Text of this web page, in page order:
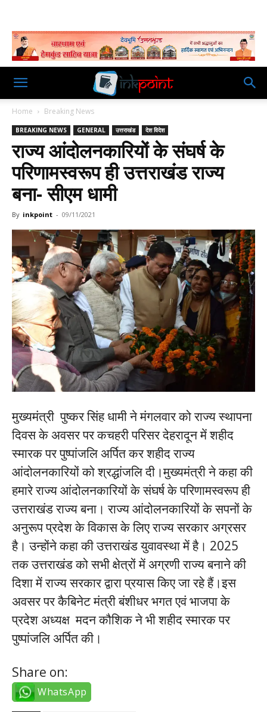
Home Breaking News
BREAKING NEWS GENERAL उत्तराखंड देश विदेश
राज्य आंदोलनकारियों के संघर्ष के
परिणामस्वरूप ही उत्तराखंड राज्य
बना- सीएम धामी
By inkpoint - 09/11/2021
मुख्यमंत्री पुष्कर सिंह धामी ने मंगलवार को राज्य स्थापना
दिवस के अवसर पर कचहरी परिसर देहरादून में शहीद
स्मारक पर पुष्पांजलि अर्पित कर शहीद राज्य
आंदोलनकारियों को श्रद्धांजलि दी।मुख्यमंत्री ने कहा की
हमारे राज्य आंदोलनकारियों के संघर्ष के परिणामस्वरूप ही
उत्तराखंड राज्य बना। राज्य आंदोलनकारियों के सपनों के
अनुरूप प्रदेश के विकास के लिए राज्य सरकार अग्रसर
है। उन्होंने कहा की उत्तराखंड युवावस्था में है। 2025
तक उत्तराखंड को सभी क्षेत्रों में अग्रणी राज्य बनाने की
दिशा में राज्य सरकार द्वारा प्रयास किए जा रहे हैं।इस
अवसर पर कैबिनेट मंत्री बंशीधर भगत एवं भाजपा के
प्रदेश अध्यक्ष मदन कौशिक ने भी शहीद स्मारक पर
पुष्पांजलि अर्पित की।
Share on:
WhatsApp